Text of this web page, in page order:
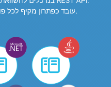
עובד כפתרון מקיף לכל פורמטי הקבצים העיקריים.